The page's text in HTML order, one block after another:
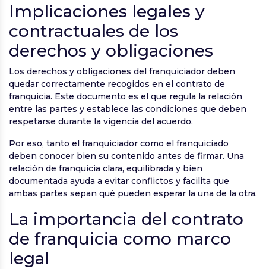
Implicaciones legales y
contractuales de los
derechos y obligaciones
Los derechos y obligaciones del franquiciador deben
quedar correctamente recogidos en el contrato de
franquicia. Este documento es el que regula la relación
entre las partes y establece las condiciones que deben
respetarse durante la vigencia del acuerdo.
Por eso, tanto el franquiciador como el franquiciado
deben conocer bien su contenido antes de firmar. Una
relación de franquicia clara, equilibrada y bien
documentada ayuda a evitar conflictos y facilita que
ambas partes sepan qué pueden esperar la una de la otra.
La importancia del contrato
de franquicia como marco
legal